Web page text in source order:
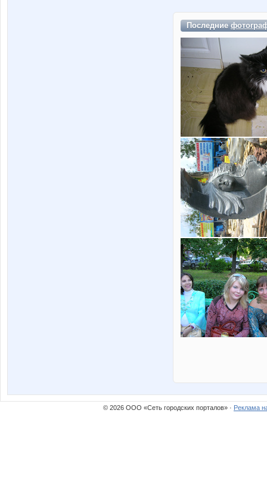
Последние
© 2026 ООО «Сеть городских порталов» · Реклама